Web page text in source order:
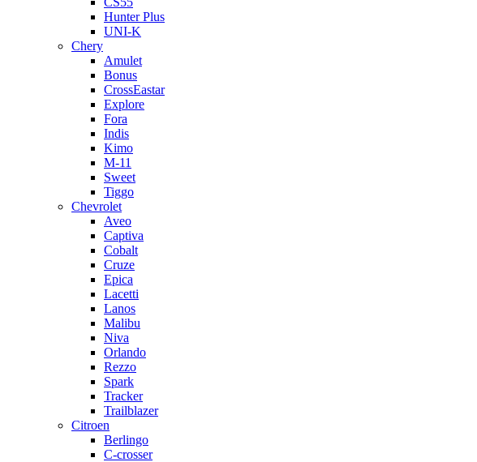
Hunter Plus
UNI-K
Chery
Amulet
Bonus
CrossEastar
Explore
Fora
Indis
Kimo
M-11
Sweet
Tiggo
Chevrolet
Aveo
Captiva
Cobalt
Cruze
Epica
Lacetti
Lanos
Malibu
Niva
Orlando
Rezzo
Spark
Tracker
Trailblazer
Citroen
Berlingo
C-crosser